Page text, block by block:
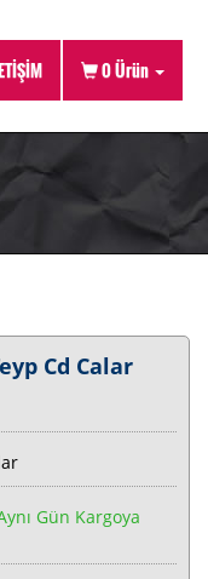
0Ürün
Cd Calar
Gün Kargoya